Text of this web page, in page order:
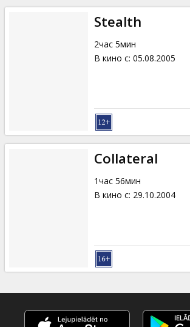
Stealth
2час 5мин
В кино с: 05.08.2005
Collateral
1час 56мин
В кино с: 29.10.2004